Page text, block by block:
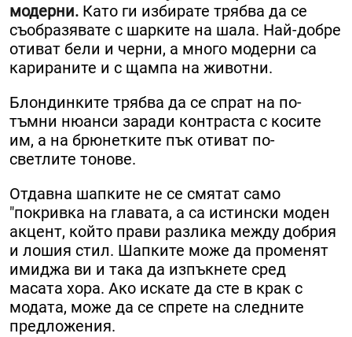
модерни. Като ги избирате трябва да се
съобразявате с шарките на шала. Най-добре
отиват бели и черни, а много модерни са
карираните и с щампа на животни.
Блондинките трябва да се спрат на по-
тъмни нюанси заради контраста с косите
им, а на брюнетките пък отиват по-
светлите тонове.
Отдавна шапките не се смятат само
"покривка на главата, а са истински моден
акцент, който прави разлика между добрия
и лошия стил. Шапките може да променят
имиджа ви и така да изпъкнете сред
масата хора. Ако искате да сте в крак с
модата, може да се спрете на следните
предложения.